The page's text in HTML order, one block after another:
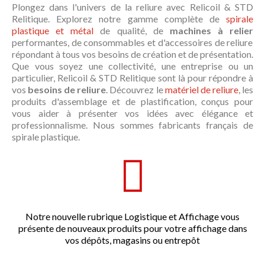
Plongez dans l'univers de la reliure avec Relicoil & STD
Relitique. Explorez notre gamme complète de spirale
plastique et métal de qualité, de machines à relier
performantes, de consommables et d'accessoires de reliure
répondant à tous vos besoins de création et de présentation.
Que vous soyez une collectivité, une entreprise ou un
particulier, Relicoil & STD Relitique sont là pour répondre à
vos besoins de reliure . Découvrez lematériel de reliure, les
produits d'assemblage et de plastification, conçus pour
vous aider à présenter vos idées avec élégance et
professionnalisme. Nous sommes fabricants français de
spirale plastique.
Notre nouvelle rubrique Logistique et Affichage vous
présente de nouveaux produits pour votre affichage dans
vos dépôts, magasins ou entrepôt